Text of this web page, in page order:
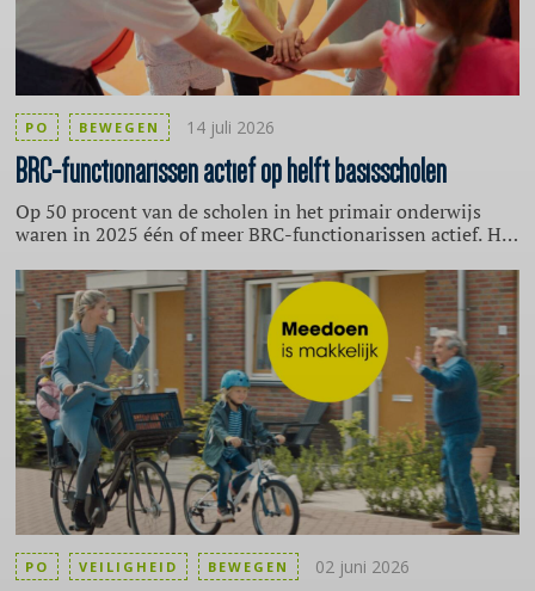
BRC-functionarissenactief op helft basisscholen
Op 50 procent van de scholen in het primair onderwijs
waren in 2025 één of meer BRC-functionarissen actief. Het
school. Dat blijkt uit onderzoek van het Mulier Instituut.
Een BRC-functionaris (Brede Regeling Combinatiefuncties)
is een professional, zoals een buurtsportcoach of
cultuurcoach, die sport of cultuur verbindt met andere
sectoren. Ze worden door gemeenten ingezet om een
leven lang gezond, inclusief bewegen en
cultuurbeoefening te stimuleren voor specifieke
doelgroepen.
PO BEWEGEN 14 juli 2026
PO VEILIGHEID BEWEGEN 02 juni 2026